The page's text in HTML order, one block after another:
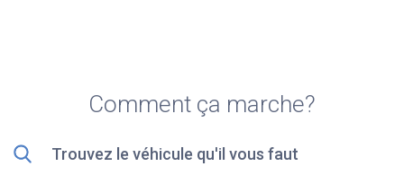
Comment ça marche?
Trouvez le véhicule qu'il vous faut